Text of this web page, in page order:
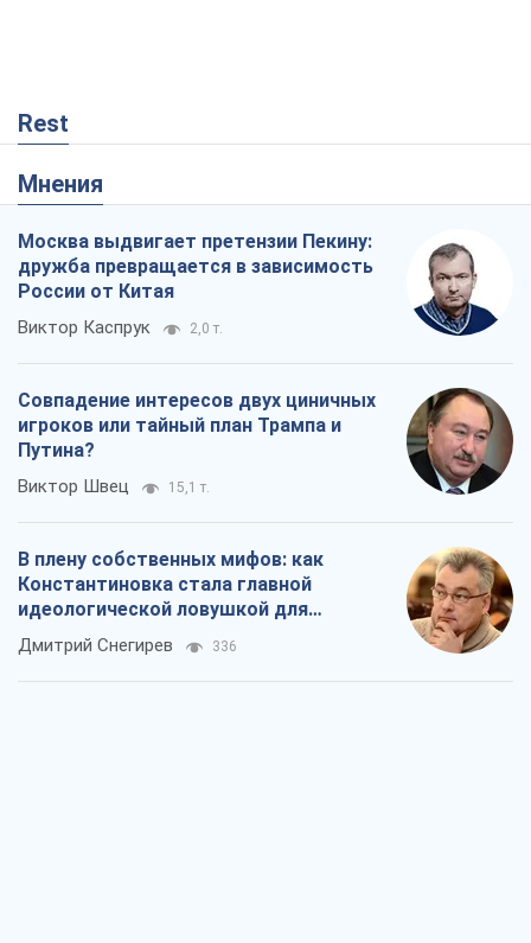
Rest
Мнения
Москва выдвигает претензии Пекину:
дружба превращается в зависимость
России от Китая
Виктор Каспрук 2,0 т.
Совпадение интересов двух циничных
игроков или тайный план Трампа и
Путина?
Виктор Швец 15,1 т.
В плену собственных мифов: как
Константиновка стала главной
идеологической ловушкой для
российских оккупантов
Дмитрий Снегирев 336